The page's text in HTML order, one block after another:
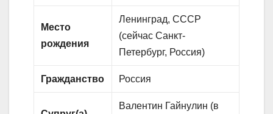
Место
рождения
Ленинград, СССР
(сейчас Санкт-
Петербург, Россия)
Гражданство Россия
Валентин Гайнулин (в